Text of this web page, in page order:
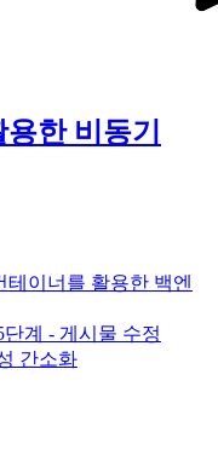
한 비동기
테이너를 활용한 백엔
계 - 게시물 수정
간소화